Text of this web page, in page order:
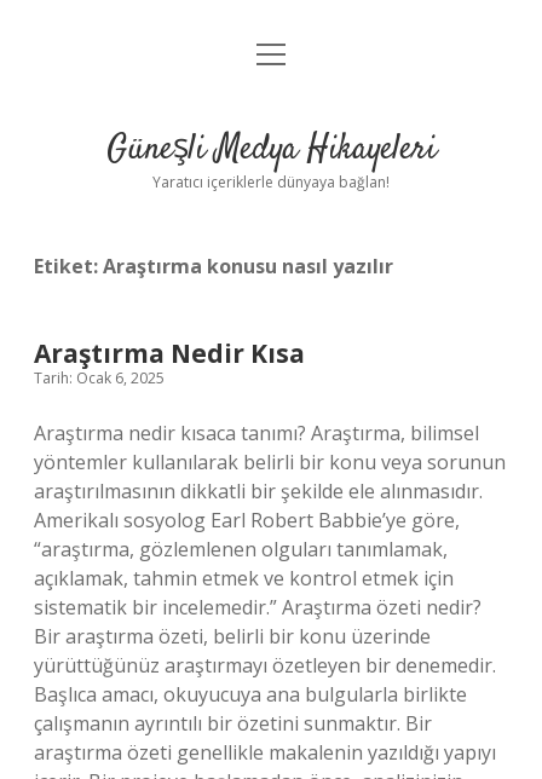
Anasayfa
Yasal Uyarı
menüyü
Güneşli Medya Hikayeleri
Yaratıcı içeriklerle dünyaya bağlan!
Etiket:Araştırma konusu nasıl yazılır
Araştırma Nedir Kısa
Tarih: Ocak 6, 2025
Araştırma nedir kısaca tanımı? Araştırma, bilimsel
yöntemler kullanılarak belirli bir konu veya sorunun
araştırılmasının dikkatli bir şekilde ele alınmasıdır.
Amerikalı sosyolog Earl Robert Babbie’ye göre,
“araştırma, gözlemlenen olguları tanımlamak,
açıklamak, tahmin etmek ve kontrol etmek için
sistematik bir incelemedir.” Araştırma özeti nedir?
Bir araştırma özeti, belirli bir konu üzerinde
yürüttüğünüz araştırmayı özetleyen bir denemedir.
Başlıca amacı, okuyucuya ana bulgularla birlikte
çalışmanın ayrıntılı bir özetini sunmaktır. Bir
araştırma özeti genellikle makalenin yazıldığı yapıyı